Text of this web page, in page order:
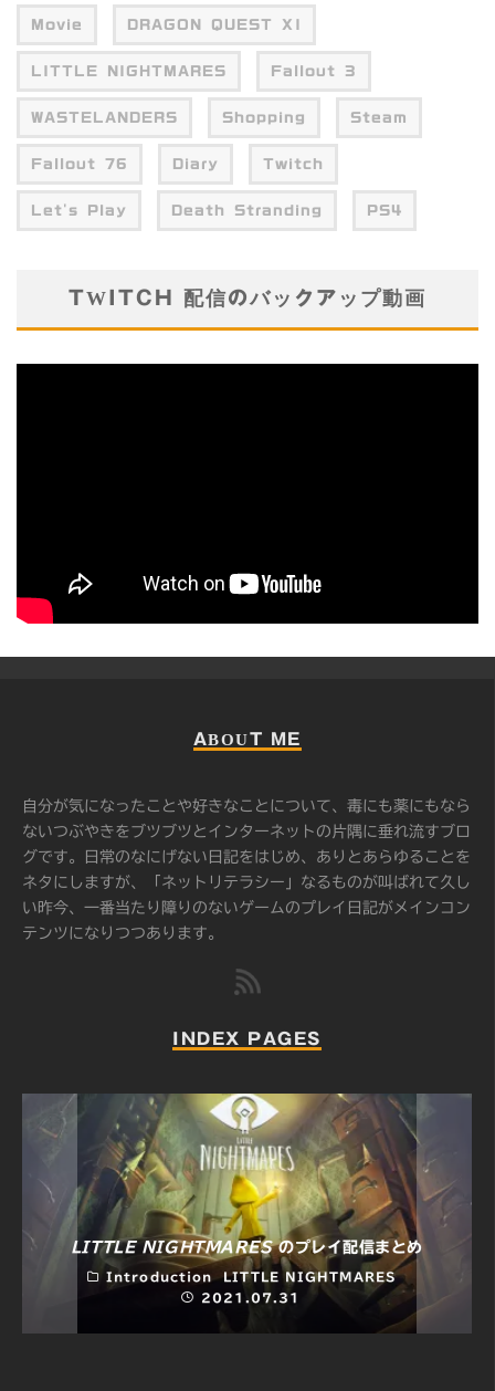
Movie DRAGON QUEST XI
LITTLE NIGHTMARES Fallout 3
WASTELANDERS Shopping Steam
Fallout 76 Diary Twitch
Let's Play Death Stranding PS4
TWITCH 配信のバックアップ動画
ABOUT ME
自分が気になったことや好きなことについて、毒にも薬にもなら
ないつぶやきをブツブツとインターネットの片隅に垂れ流すブロ
グです。日常のなにげない日記をはじめ、ありとあらゆることを
ネタにしますが、「ネットリテラシー」なるものが叫ばれて久し
い昨今、一番当たり障りのないゲームのプレイ日記がメインコン
テンツになりつつあります。
INDEX PAGES
LITTLE NIGHTMARESのプレイ配信まとめ
Introduction
LITTLE NIGHTMARES
2021.07.31